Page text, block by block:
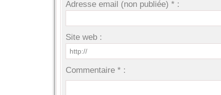
Adresse email (non publiée) * :
Site web :
Commentaire * :